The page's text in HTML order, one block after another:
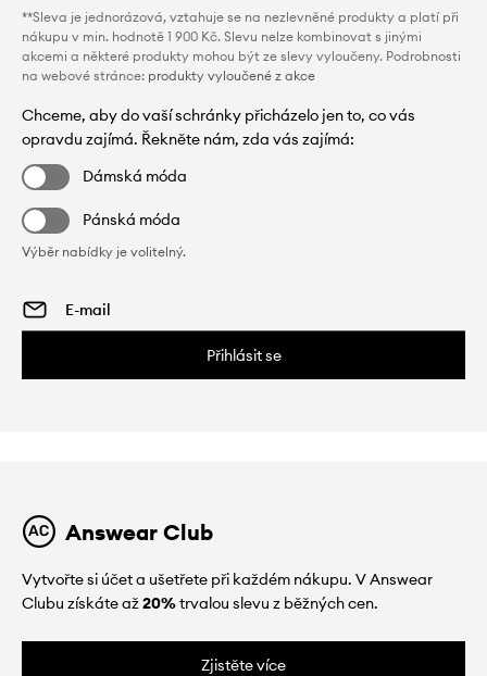
**Sleva je jednorázová, vztahuje se na nezlevněné produkty a platí při
nákupu v min. hodnotě 1 900 Kč. Slevu nelze kombinovat s jinými
akcemi a některé produkty mohou být ze slevy vyloučeny. Podrobnosti
na webové stránce: produkty vyloučené z akce
Chceme, aby do vaší schránky přicházelo jen to, co vás
opravdu zajímá. Řekněte nám, zda vás zajímá:
Dámská móda
Pánská móda
Výběr nabídky je volitelný.
Přihlásit se
Answear Club
Vytvořte si účet a ušetřete při každém nákupu. V Answear
Clubu získáte až20%trvalou slevu z běžných cen.
Zjistěte více